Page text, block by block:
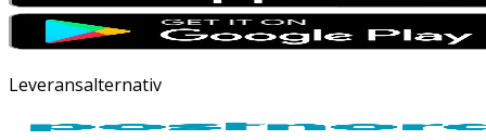
Leveransalternativ